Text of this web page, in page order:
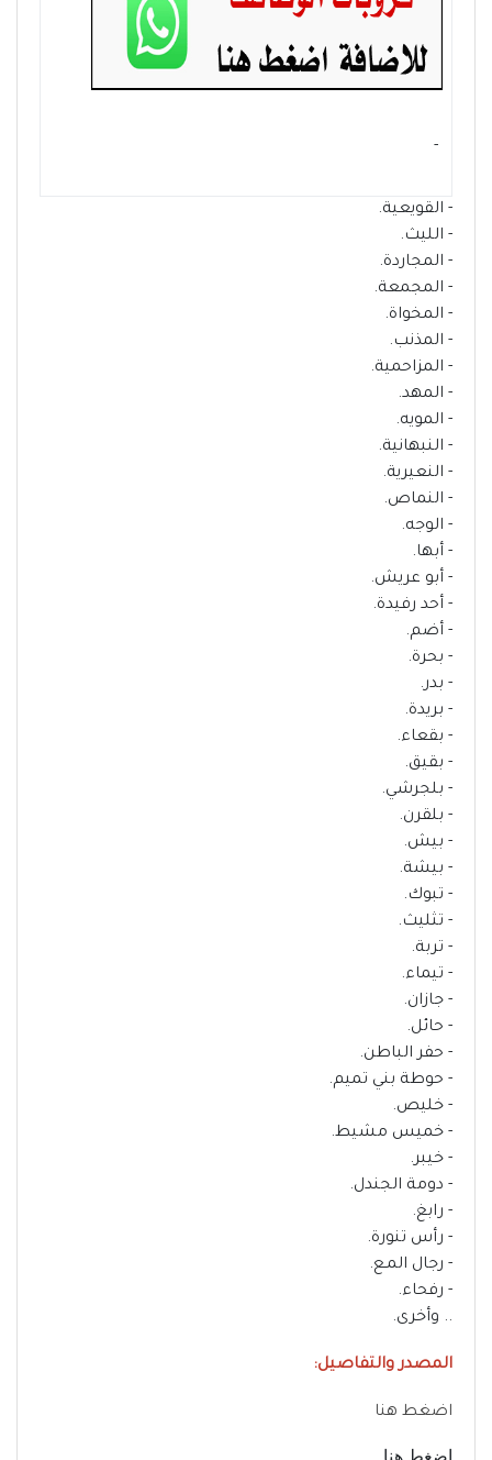
- ‏
- القويعية.
- الليث.
- المجاردة.
- المجمعة.
- المخواة.
- المذنب.
- المزاحمية.
- المهد.
- المويه.
- النبهانية.
- النعيرية.
- النماص.
- الوجه.
- أبها.
- أبو عريش.
- أحد رفيدة.
- أضم.
- بحرة.
- بدر.
- بريدة.
- بقعاء.
- بقيق.
- بلجرشي.
- بلقرن.
- بيش.
- بيشة.
- تبوك.
- تثليث.
- تربة.
- تيماء.
- جازان.
- حائل.
- حفر الباطن.
- حوطة بني تميم.
- خليص.
- خميس مشيط.
- خيبر.
- دومة الجندل.
- رابغ.
- رأس تنورة.
- رجال المـع.
- رفحاء.
.. وأخرى.
المصدر والتفاصيل:
اضغط هنا
اضغط هنا